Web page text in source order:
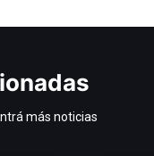
más noticias